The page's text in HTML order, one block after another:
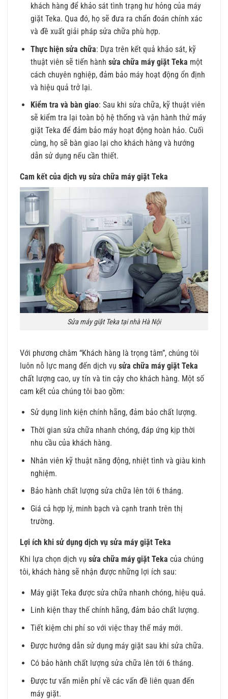
khách hàng để khảo sát tình trạng hư hỏng của máy
giặt Teka. Qua đó, họ sẽ đưa ra chẩn đoán chính xác
và đề xuất giải pháp sửa chữa phù hợp.
Thực hiện sửa chữa: Dựa trên kết quả khảo sát, kỹ
thuật viên sẽ tiến hành sửa chữa máy giặt Teka một
cách chuyên nghiệp, đảm bảo máy hoạt động ổn định
và hiệu quả trở lại.
Kiểm tra và bàn giao: Sau khi sửa chữa, kỹ thuật viên
sẽ kiểm tra lại toàn bộ hệ thống và vận hành thử máy
giặt Teka để đảm bảo máy hoạt động hoàn hảo. Cuối
cùng, họ sẽ bàn giao lại cho khách hàng và hướng
dẫn sử dụng nếu cần thiết.
Cam kết của dịch vụ sửa chữa máy giặt Teka
Sửa máy giặt Teka tại nhà Hà Nội
Với phương châm “Khách hàng là trọng tâm”, chúng tôi
luôn nỗ lực mang đến dịch vụ sửa chữa máy giặt Teka
chất lượng cao, uy tín và tin cậy cho khách hàng. Một số
cam kết của chúng tôi bao gồm:
Sử dụng linh kiện chính hãng, đảm bảo chất lượng.
Thời gian sửa chữa nhanh chóng, đáp ứng kịp thời
nhu cầu của khách hàng.
Nhân viên kỹ thuật năng động, nhiệt tình và giàu kinh
nghiệm.
Bảo hành chất lượng sửa chữa lên tới 6 tháng.
Giá cả hợp lý, minh bạch và cạnh tranh trên thị
trường.
Lợi ích khi sử dụng dịch vụ sửa máy giặt Teka
Khi lựa chọn dịch vụ sửa chữa máy giặt Teka của chúng
tôi, khách hàng sẽ nhận được những lợi ích sau:
Máy giặt Teka được sửa chữa nhanh chóng, hiệu quả.
Linh kiện thay thế chính hãng, đảm bảo chất lượng.
Tiết kiệm chi phí so với việc thay thế máy mới.
Được hướng dẫn sử dụng máy giặt sau khi sửa chữa.
Có bảo hành chất lượng sửa chữa lên tới 6 tháng.
Được tư vấn miễn phí về các vấn đề liên quan đến
máy giặt.